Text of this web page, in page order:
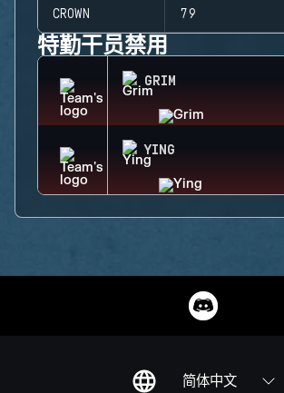
CROWN 79
特勤干员禁用
GRIM
YING
简体中文